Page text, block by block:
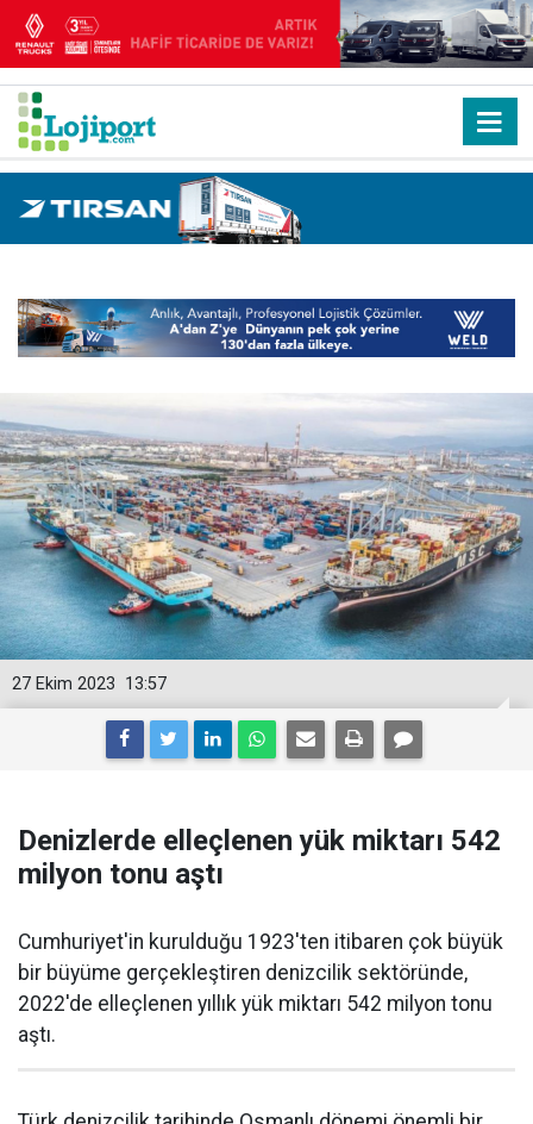
13:57
27 Ekim 2023
Denizlerde elleçlenen yük miktarı 542
milyon tonu aştı
Cumhuriyet'in kurulduğu 1923'ten itibaren çok büyük
bir büyüme gerçekleştiren denizcilik sektöründe,
2022'de elleçlenen yıllık yük miktarı 542 milyon tonu
aştı.